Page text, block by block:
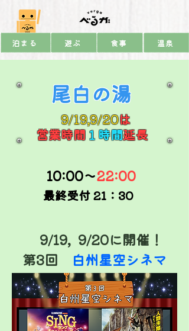
泊まる 遊ぶ 食事 温泉
尾白の湯
​ 9/19,9/20は
営業時間 １時間延長
​10:00～22:00
​最終受付 21：30
9/19, 9/20に開催！
​第3回
白州星空シネマ